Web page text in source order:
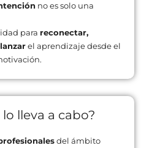
no es solo una
para reconectar,
el aprendizaje desde el
lleva a cabo?
del ámbito